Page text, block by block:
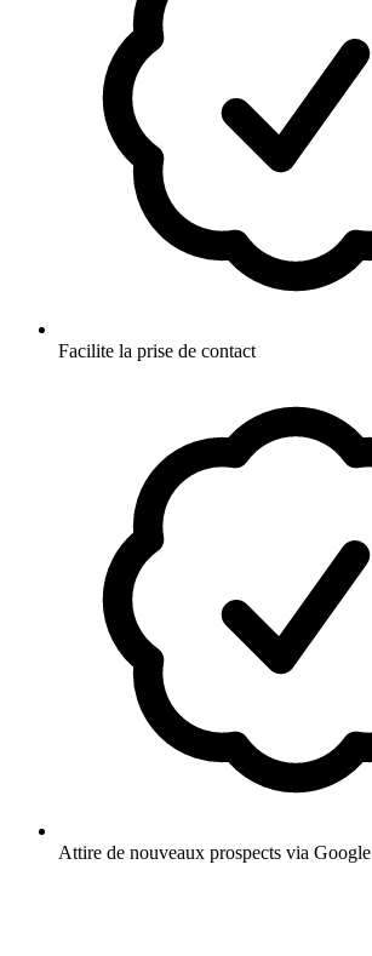
Facilite la prise de contact
Attire de nouveaux prospects via Google